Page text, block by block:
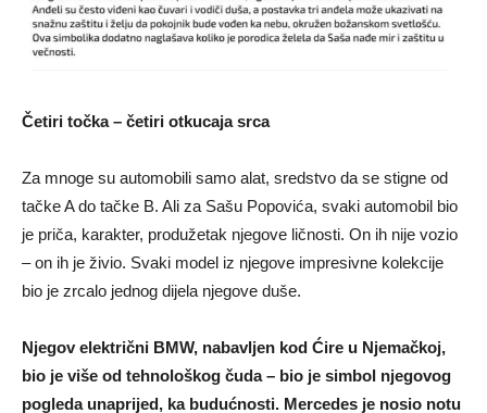
Četiri točka – četiri otkucaja srca
Za mnoge su automobili samo alat, sredstvo da se stigne od
tačke A do tačke B. Ali za Sašu Popovića, svaki automobil bio
je priča, karakter, produžetak njegove ličnosti. On ih nije vozio
– on ih je živio. Svaki model iz njegove impresivne kolekcije
bio je zrcalo jednog dijela njegove duše.
Njegov električni BMW, nabavljen kod Ćire u Njemačkoj,
bio je više od tehnološkog čuda – bio je simbol njegovog
pogleda unaprijed, ka budućnosti. Mercedes je nosio notu